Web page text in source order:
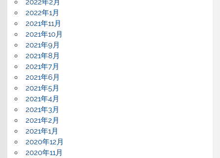
2022年2月
2022年1月
2021年11月
2021年10月
2021年9月
2021年8月
2021年7月
2021年6月
2021年5月
2021年4月
2021年3月
2021年2月
2021年1月
2020年12月
2020年11月